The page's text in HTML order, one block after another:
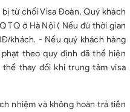
từ chối Visa Đoàn, Quý khách
TQ ở Hà Nội ( Nếu đủ thời gian
khách. - Nếu quý khách hàng
theo quy định đã thể hiện
thay đổi khi trung tâm visa
nhiệm và không hoàn trả tiền